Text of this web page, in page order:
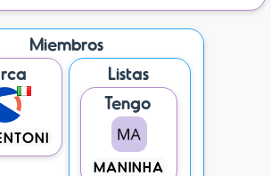
Miembros
Listas
Tengo
MANINHA